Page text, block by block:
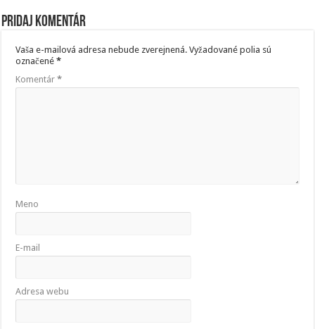
Pridaj komentár
Vaša e-mailová adresa nebude zverejnená. Vyžadované polia sú
označené*
Komentár*
Meno
E-mail
Adresa webu